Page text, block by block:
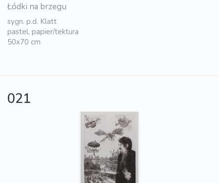
Łódki na brzegu
sygn. p.d. Klatt
pastel, papier/tektura
50x70 cm
021